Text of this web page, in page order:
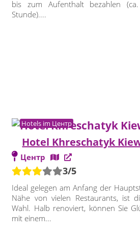
bis zum Aufenthalt bezahlen
Stunde)....
Hotels im Центр
Hotel Khreschatyk
Центр
3/5
Ideal gelegen am Anfang der
Nähe von vielen Restaurants, ist
Wahl. Halb renoviert, können Sie
mit einem...